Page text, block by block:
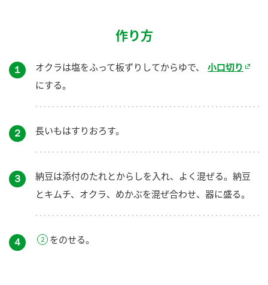
作り方
１ オクラは塩をふって板ずりしてからゆで、
小口切り
にする。
２ 長いもはすりおろす。
３
納豆は添付のたれとからしを入れ、よく混ぜる。納豆
とキムチ、オクラ、めかぶを混ぜ合わせ、器に盛る。
４ をのせる。